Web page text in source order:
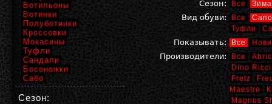
Сезон: Все Зима
Вид обуви: Все
Туфли
Показывать: Все
Производители: Все
Dino Ricci
Fretz
Maestre
Magnus
Ботильоны
Ботинки
Полуботинки
Кроссовки
Мокасины
Туфли
Сандали
Босоножки
Сабо
Сезон: